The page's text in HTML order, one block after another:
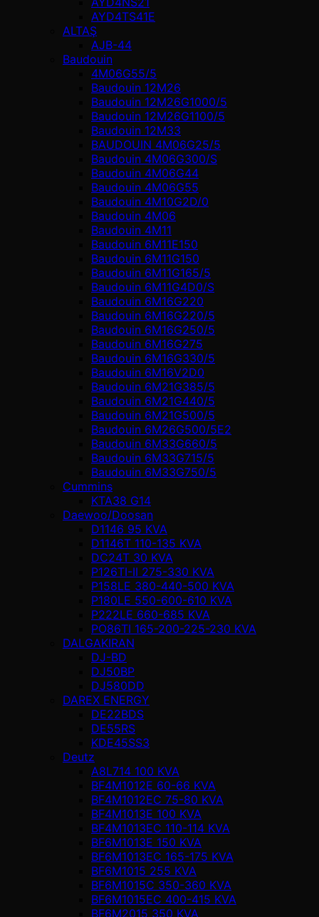
AYD4TS41E
ALTAŞ
AJB-44
Baudouin
4M06G55/5
Baudouin 12M26
Baudouin 12M26G1000/5
Baudouin 12M26G1100/5
Baudouin 12M33
BAUDOUIN 4M06G25/5
Baudouin 4M06G300/S
Baudouin 4M06G44
Baudouin 4M06G55
Baudouin 4M10G2D/0
Baudouin 4М06
Baudouin 4М11
Baudouin 6M11E150
Baudouin 6M11G150
Baudouin 6M11G165/5
Baudouin 6M11G4D0/S
Baudouin 6M16G220
Baudouin 6M16G220/5
Baudouin 6M16G250/5
Baudouin 6M16G275
Baudouin 6M16G330/5
Baudouin 6M16V2D0
Baudouin 6M21G385/5
Baudouin 6M21G440/5
Baudouin 6M21G500/5
Baudouin 6M26G500/5E2
Baudouin 6M33G660/5
Baudouin 6M33G715/5
Baudouin 6M33G750/5
Cummins
KTA38 G14
Daewoo/Doosan
D1146 95 KVA
D1146T 110-135 KVA
DC24T 30 KVA
P126TI-II 275-330 KVA
P158LE 380-440-500 KVA
P180LE 550-600-610 KVA
P222LE 660-685 KVA
PO86TI 165-200-225-230 KVA
DALGAKIRAN
DJ-BD
DJ50BP
DJ580DD
DAREX ENERGY
DE22BDS
DE55RS
KDE45SS3
Deutz
A8L714 100 KVA
BF4M1012E 60-66 KVA
BF4M1012EC 75-80 KVA
BF4M1013E 100 KVA
BF4M1013EC 110-114 KVA
BF6M1013E 150 KVA
BF6M1013EC 165-175 KVA
BF6M1015 255 KVA
BF6M1015C 350-360 KVA
BF6M1015EC 400-415 KVA
BF6M2015 350 KVA